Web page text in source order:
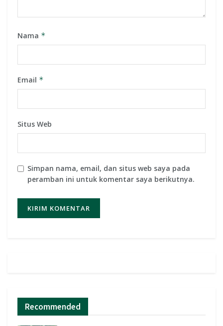
Nama *
Email *
Situs Web
Simpan nama, email, dan situs web saya pada
peramban ini untuk komentar saya berikutnya.
Recommended